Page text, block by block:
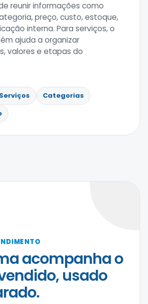
reunir informações como
preço, custo, estoque,
interna. Para serviços, o
ajuda a organizar
valores e etapas do
Serviços
Categorias
acompanha o
usado